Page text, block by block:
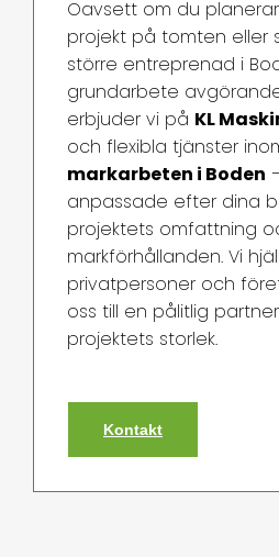
Oavsett om du
projekt på tomten eller
större entreprenad i
grundarbete
erbjuder vi på KL
och flexibla tjänster
markarbeten i Boden
anpassade efter dina
projektets omfattning
markförhållanden. Vi
privatpersoner och
oss till en pålitlig
projektets storlek.
Kontakt